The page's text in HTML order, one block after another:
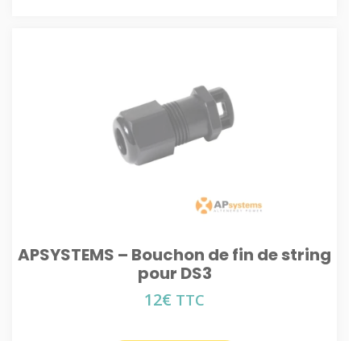
APSYSTEMS – Bouchon de fin de string
pour DS3
12€ TTC